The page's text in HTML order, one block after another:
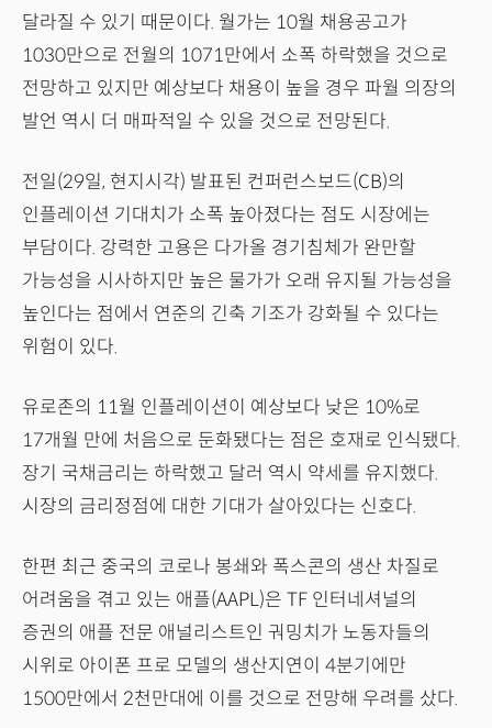
달라질 수 있기 때문이다. 월가는 10월 채용공고가
1030만으로 전월의 1071만에서 소폭 하락했을 것으로
전망하고 있지만 예상보다 채용이 높을 경우 파월 의장의
발언 역시 더 매파적일 수 있을 것으로 전망된다.
전일(29일, 현지시각) 발표된 컨퍼런스보드(CB)의
인플레이션 기대치가 소폭 높아졌다는 점도 시장에는
부담이다. 강력한 고용은 다가올 경기침체가 완만할
가능성을 시사하지만 높은 물가가 오래 유지될 가능성을
높인다는 점에서 연준의 긴축 기조가 강화될 수 있다는
위험이 있다.
유로존의 11월 인플레이션이 예상보다 낮은 10%로
17개월 만에 처음으로 둔화됐다는 점은 호재로 인식됐다.
장기 국채금리는 하락했고 달러 역시 약세를 유지했다.
시장의 금리정점에 대한 기대가 살아있다는 신호다.
한편 최근 중국의 코로나 봉쇄와 폭스콘의 생산 차질로
어려움을 겪고 있는 애플(AAPL)은 TF 인터네셔널의
증권의 애플 전문 애널리스트인 궈밍치가 노동자들의
시위로 아이폰 프로 모델의 생산지연이 4분기에만
1500만에서 2천만대에 이를 것으로 전망해 우려를 샀다.